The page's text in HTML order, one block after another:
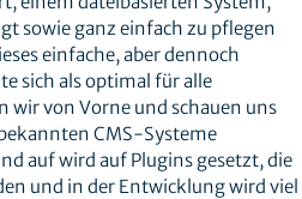
sowie ganz einfach zu pflegen
einfache, aber dennoch
sich als optimal für alle
wir von Vorne und schauen uns
CMS-Systeme
auf wird auf Plugins gesetzt, die
und in der Entwicklung wird viel